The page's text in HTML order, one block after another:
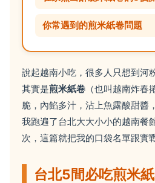
你常遇到的煎米紙卷問題
說起越南小吃，很多人只想到河
其實是煎米紙卷 （也叫越南炸
脆，內餡多汁，沾上魚露酸甜醬
我跑遍了台北大大小小的越南餐
次，這篇就把我的口袋名單跟實
台北5間必吃煎米